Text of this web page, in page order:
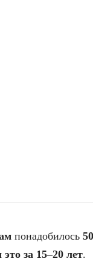
понадобилось
за 15–20 лет.